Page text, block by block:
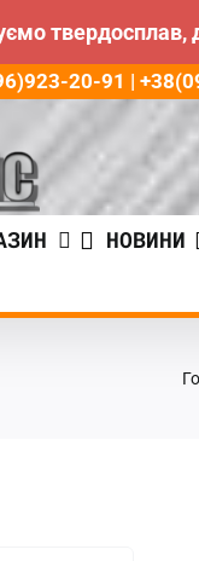
твердосплав,
20-91 |
НОВИНИ